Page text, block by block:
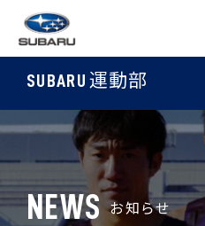
SUBARU 運動部
NEWS お知らせ